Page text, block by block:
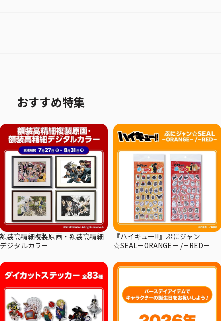
おすすめ特集
額装高精細複製原画・額装高精細
デジタルカラー
『ハイキュー!!』ぷにジャン
☆SEAL－ORANGE－ /－RED－